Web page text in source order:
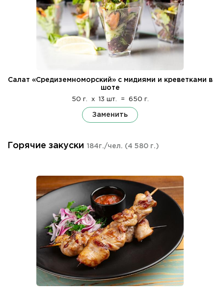
Салат «Средиземноморский» с мидиями и креветками в
шоте
50 г. x 13 шт. = 650 г.
Заменить
Горячие закуски 184г./чел. (4 580 г.)